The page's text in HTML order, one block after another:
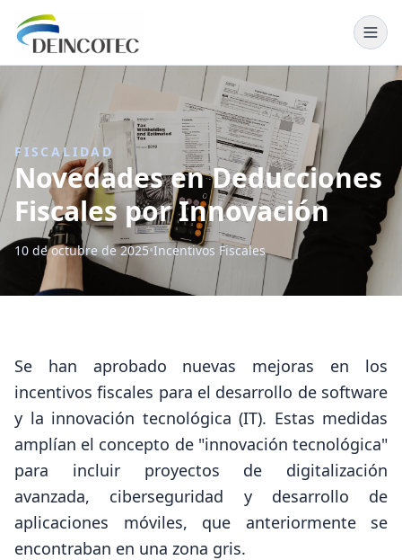
DEINCOTEC · Inicio
FISCALIDAD
Novedades en Deducciones
Fiscales por Innovación
10 de octubre de 2025•Incentivos Fiscales
Se han aprobado nuevas mejoras en los
incentivos fiscales para el desarrollo de software
y la innovación tecnológica (IT). Estas medidas
amplían el concepto de "innovación tecnológica"
para incluir proyectos de digitalización
avanzada, ciberseguridad y desarrollo de
aplicaciones móviles, que anteriormente se
encontraban en una zona gris.